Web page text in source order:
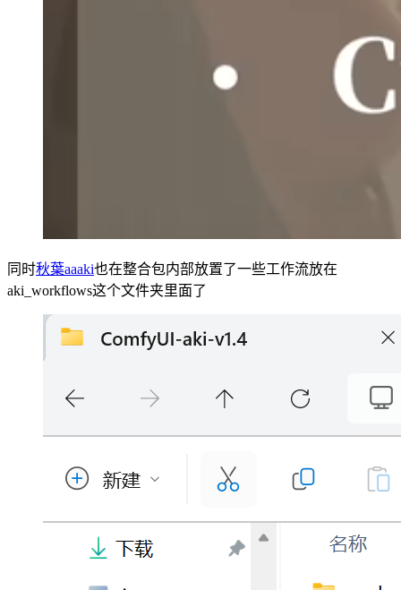
同时秋葉aaaki也在整合包内部放置了一些工作流放在
aki_workflows这个文件夹里面了